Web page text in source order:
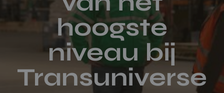
hoogste
niveau bij
Transuniverse